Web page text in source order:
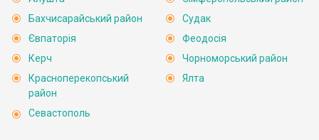
Бахчисарайський район
Євпаторія
Керч
Красноперекопський
район
Севастополь
Судак
Феодосія
Чорноморський район
Ялта